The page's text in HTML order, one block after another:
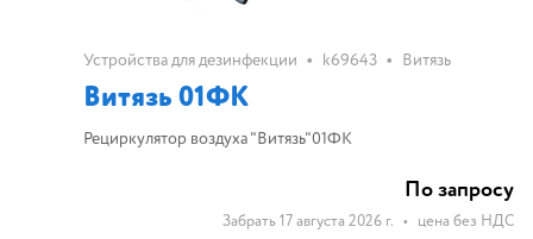
Устройства для дезинфекции • k69643 • Витязь
Витязь 01ФК
Рециркулятор воздуха "Витязь"01ФК
По запросу
Забрать 17 августа 2026 г. • цена без НДС